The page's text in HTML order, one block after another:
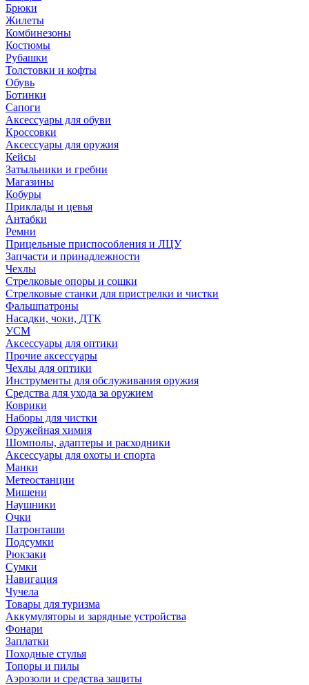
Брюки
Жилеты
Комбинезоны
Костюмы
Рубашки
Толстовки и кофты
Обувь
Ботинки
Сапоги
Аксессуары для обуви
Кроссовки
Аксессуары для оружия
Кейсы
Затыльники и гребни
Магазины
Кобуры
Приклады и цевья
Антабки
Ремни
Прицельные приспособления и ЛЦУ
Запчасти и принадлежности
Чехлы
Стрелковые опоры и сошки
Стрелковые станки для пристрелки и чистки
Фальшпатроны
Насадки, чоки, ДТК
УСМ
Аксессуары для оптики
Прочие аксессуары
Чехлы для оптики
Инструменты для обслуживания оружия
Средства для ухода за оружием
Коврики
Наборы для чистки
Оружейная химия
Шомполы, адаптеры и расходники
Аксессуары для охоты и спорта
Манки
Метеостанции
Мишени
Наушники
Очки
Патронташи
Подсумки
Рюкзаки
Сумки
Навигация
Чучела
Товары для туризма
Аккумуляторы и зарядные устройства
Фонари
Заплатки
Походные стулья
Топоры и пилы
Аэрозоли и средства защиты